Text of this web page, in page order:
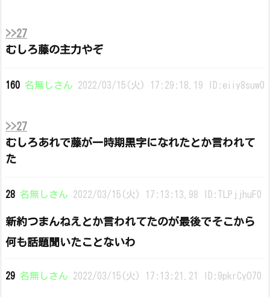
>>27
むしろ藤の主力やぞ
160 名無しさん 2022/03/15(火) 17:29:18.19 ID:eiiy8suw0
>>27
むしろあれで藤が一時期黒字になれたとか言われて
た
28 名無しさん 2022/03/15(火) 17:13:13.98 ID:TLPjjhuF0
新約つまんねえとか言われてたのが最後でそこから
何も話題聞いたことないわ
29 名無しさん 2022/03/15(火) 17:13:21.21 ID:9pkrCyO70